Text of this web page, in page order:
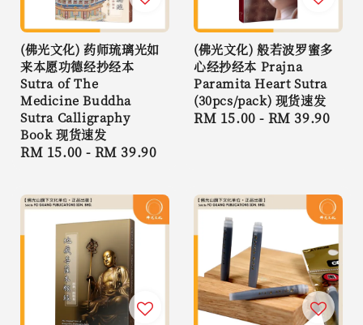
(佛光文化) 药师琉璃光如
来本愿功德经抄经本
Sutra of The
Medicine Buddha
Sutra Calligraphy
Book 现货速发
Regular
RM 15.00 - RM 39.90
(佛光文化) 般若波罗蜜多
心经抄经本 Prajna
Paramita Heart Sutra
(30pcs/pack) 现货速发
Regular
RM 15.00 - RM 39.90